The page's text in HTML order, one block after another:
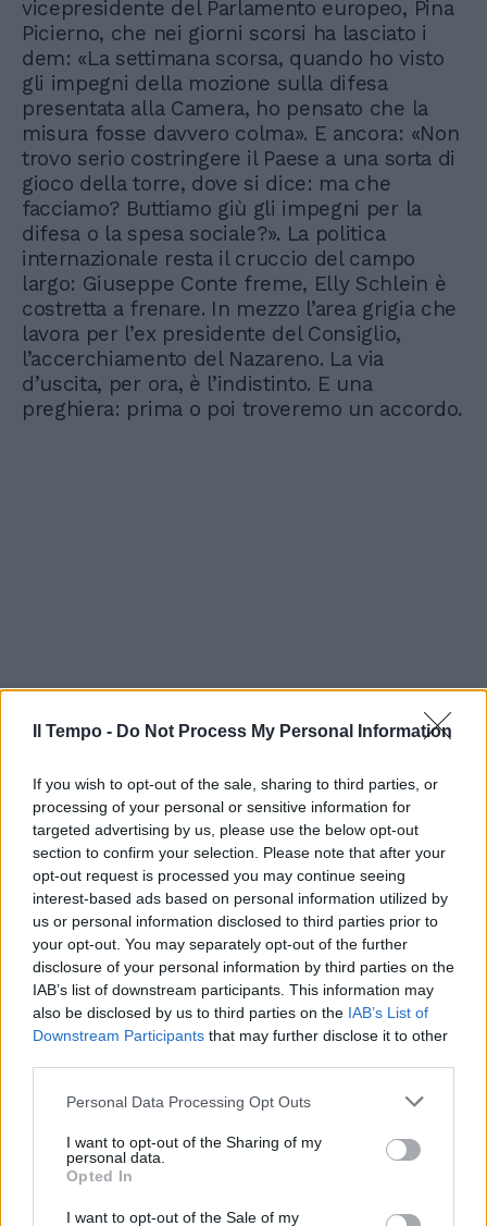
Il Tempo - Do Not Process My Personal Information
If you wish to opt-out of the sale, sharing to third parties, or
processing of your personal or sensitive information for
targeted advertising by us, please use the below opt-out
section to confirm your selection. Please note that after your
opt-out request is processed you may continue seeing
interest-based ads based on personal information utilized by
us or personal information disclosed to third parties prior to
your opt-out. You may separately opt-out of the further
disclosure of your personal information by third parties on the
IAB’s list of downstream participants. This information may
also be disclosed by us to third parties on the IAB’s List of
Downstream Participants that may further disclose it to other
Personal Data Processing Opt Outs
I want to opt-out of the Sharing of my
personal data.
Opted In
I want to opt-out of the Sale of my
vicepresidente del Parlamento europeo, Pina
Picierno, che nei giorni scorsi ha lasciato i
dem: «La settimana scorsa, quando ho visto
gli impegni della mozione sulla difesa
presentata alla Camera, ho pensato che la
misura fosse davvero colma». E ancora: «Non
trovo serio costringere il Paese a una sorta di
gioco della torre, dove si dice: ma che
facciamo? Buttiamo giù gli impegni per la
difesa o la spesa sociale?». La politica
internazionale resta il cruccio del campo
largo: Giuseppe Conte freme, Elly Schlein è
costretta a frenare. In mezzo l’area grigia che
lavora per l’ex presidente del Consiglio,
l’accerchiamento del Nazareno. La via
d’uscita, per ora, è l’indistinto. E una
preghiera: prima o poi troveremo un accordo.